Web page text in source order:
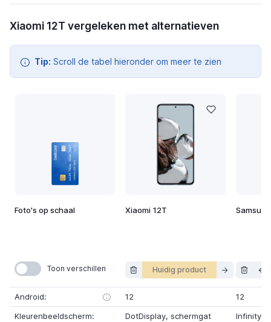
Xiaomi 12T vergeleken met alternatieven
Tip: Scroll de tabel hieronder om meer te zien
Foto's op schaal Xiaomi 12T
Toon verschillen Huidig product
Android: 12
12
Kleurenbeeldscherm:
DotDisplay, schermgat
Infinity-